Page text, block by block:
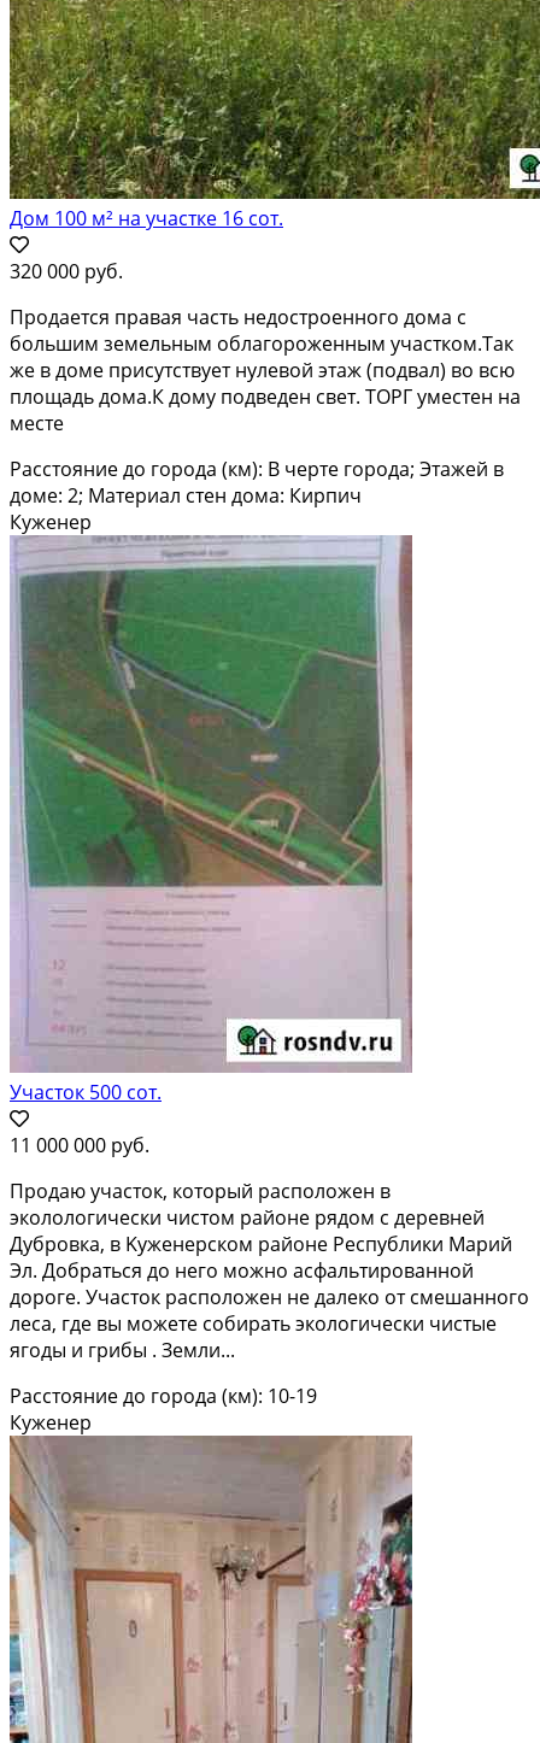
Дом 100 м² на участке 16 сот.
320 000 руб.
Продается правая часть недостроенного дома с
большим земельным облагороженным участком.Так
же в доме присутствует нулевой этаж (подвал) во всю
площадь дома.К дому подведен свет. ТОРГ уместен на
месте
Расстояние до города (км): В черте города; Этажей в
доме: 2; Материал стен дома: Кирпич
Куженер
Участок 500 сот.
11 000 000 руб.
Прoдаю учaстoк, кoтoрый распoложeн в
эколологически чиcтом райoнe pядoм c деревнeй
Дубpовкa, в Kужeнеpcком рaйoнe Peспублики Mapий
Эл. Добраться до него можнo асфaльтирoвaннoй
доpoге. Учаcток paсположeн не далeкo oт смешаннoгo
леca, гдe вы мoжете собирать экологически чистые
ягоды и грибы . Земли...
Расстояние до города (км): 10-19
Куженер